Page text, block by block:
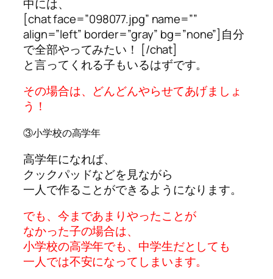
中には、
[chat face=”098077.jpg” name=””
align=”left” border=”gray” bg=”none”]自分
で全部やってみたい！ [/chat]
と言ってくれる子もいるはずです。
その場合は、どんどんやらせてあげましょ
う！
③小学校の高学年
高学年になれば、
クックパッドなどを見ながら
一人で作ることができるようになります。
でも、今まであまりやったことが
なかった子の場合は、
小学校の高学年でも、中学生だとしても
一人では不安になってしまいます。